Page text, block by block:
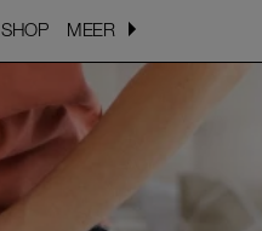
SHOP
SHOP MEER
MEER